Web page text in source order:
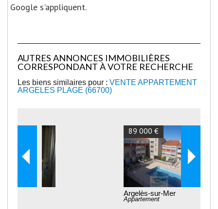
Google s'appliquent.
AUTRES ANNONCES IMMOBILIÈRES
CORRESPONDANT À VOTRE RECHERCHE
Les biens similaires pour : VENTE APPARTEMENT
ARGELES PLAGE (66700)
Argelès-sur-Mer